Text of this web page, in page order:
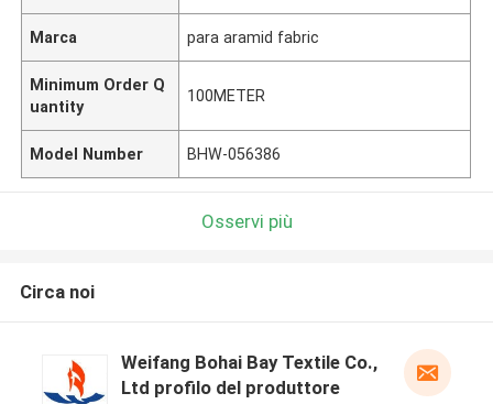
Marca para aramid fabric
Minimum Order Q
uantity
100METER
Model Number BHW-056386
Osservi più
Circa noi
Weifang Bohai Bay Textile Co.,
Ltd profilo del produttore